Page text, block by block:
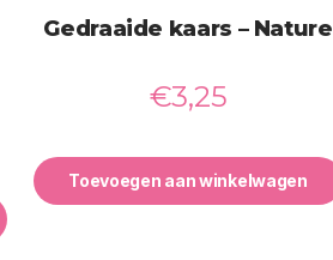
Gedraaide kaars – Nature
€3,25
Toevoegen aan winkelwagen